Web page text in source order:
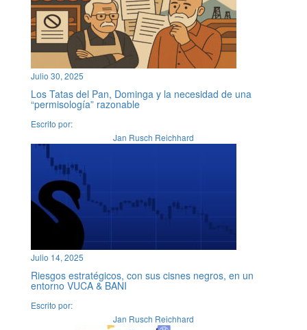
Julio 30, 2025
Los Tatas del Pan, Dominga y la necesidad de una
“permisología” razonable
Escrito por:
Jan Rusch Reichhard
Julio 14, 2025
Riesgos estratégicos, con sus cisnes negros, en un
entorno VUCA & BANI
Escrito por:
Jan Rusch Reichhard